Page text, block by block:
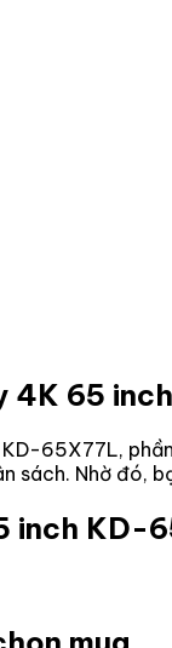
4K 65
65X77L,
sách. Nhờ đó,
inch KD-